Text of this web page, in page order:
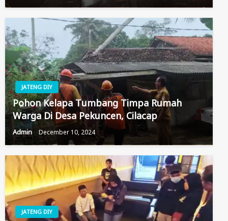
JATENG DIY
Pohon Kelapa Tumbang Timpa Rumah
Warga Di Desa Pekuncen, Cilacap
Admin December 10, 2024
JATENG DIY